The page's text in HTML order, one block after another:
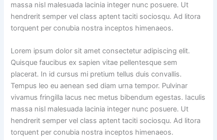
massa nisl malesuada lacinia integer nunc posuere. Ut
hendrerit semper vel class aptent taciti sociosqu. Ad litora
torquent per conubia nostra inceptos himenaeos.
Lorem ipsum dolor sit amet consectetur adipiscing elit.
Quisque faucibus ex sapien vitae pellentesque sem
placerat. In id cursus mi pretium tellus duis convallis.
Tempus leo eu aenean sed diam urna tempor. Pulvinar
vivamus fringilla lacus nec metus bibendum egestas. Iaculis
massa nisl malesuada lacinia integer nunc posuere. Ut
hendrerit semper vel class aptent taciti sociosqu. Ad litora
torquent per conubia nostra inceptos himenaeos.